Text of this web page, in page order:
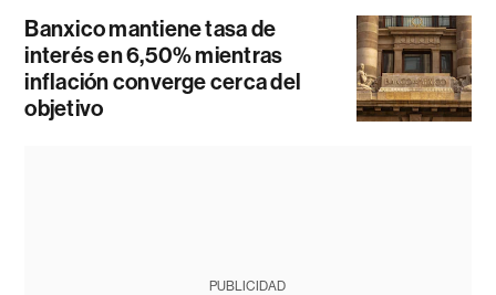
Banxico mantiene tasa de
interés en 6,50% mientras
inflación converge cerca del
objetivo
PUBLICIDAD